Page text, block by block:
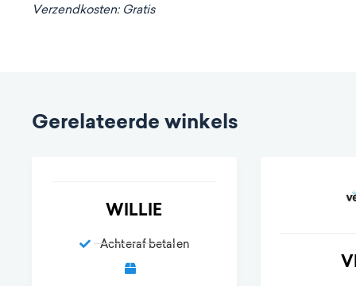
Verzendkosten: Gratis
Gerelateerde winkels
WILLIE
Achteraf betalen